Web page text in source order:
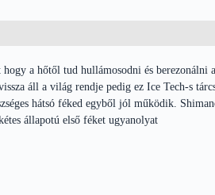
a hőtől tud hullámosodni és
áll a világ rendje pedig ez Ice Tech-s
hátsó féked egyből jól működik.
állapotú első féket ugyanolyat